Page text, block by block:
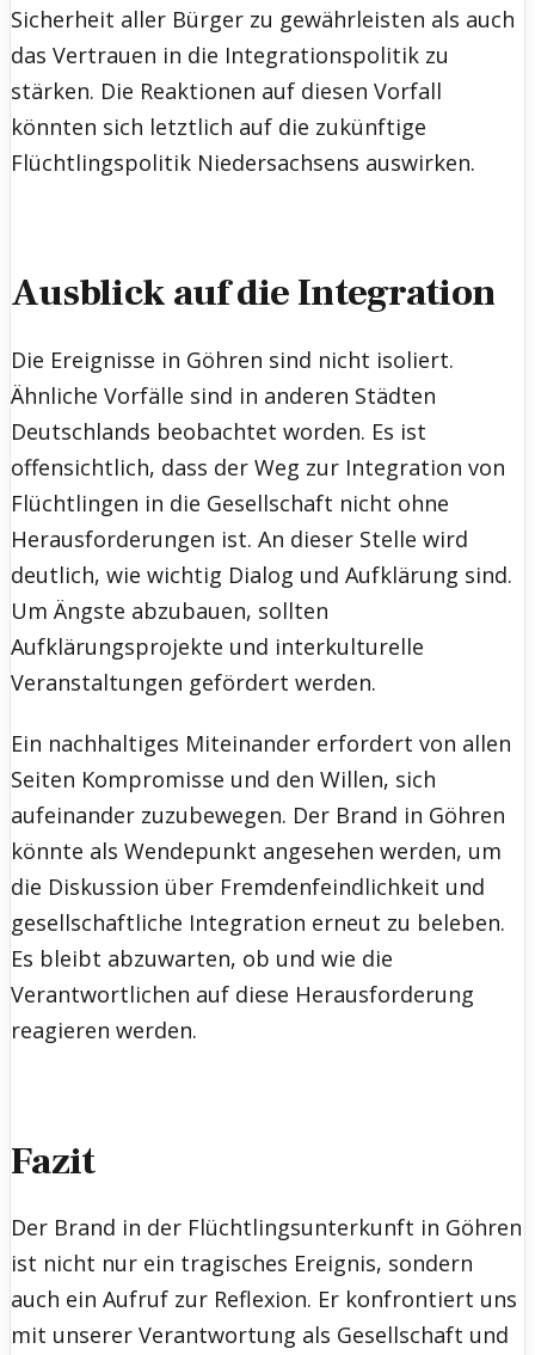
Sicherheit aller Bürger zu gewährleisten als auch
das Vertrauen in die Integrationspolitik zu
stärken. Die Reaktionen auf diesen Vorfall
könnten sich letztlich auf die zukünftige
Flüchtlingspolitik Niedersachsens auswirken.
Ausblick auf die Integration
Die Ereignisse in Göhren sind nicht isoliert.
Ähnliche Vorfälle sind in anderen Städten
Deutschlands beobachtet worden. Es ist
offensichtlich, dass der Weg zur Integration von
Flüchtlingen in die Gesellschaft nicht ohne
Herausforderungen ist. An dieser Stelle wird
deutlich, wie wichtig Dialog und Aufklärung sind.
Um Ängste abzubauen, sollten
Aufklärungsprojekte und interkulturelle
Veranstaltungen gefördert werden.
Ein nachhaltiges Miteinander erfordert von allen
Seiten Kompromisse und den Willen, sich
aufeinander zuzubewegen. Der Brand in Göhren
könnte als Wendepunkt angesehen werden, um
die Diskussion über Fremdenfeindlichkeit und
gesellschaftliche Integration erneut zu beleben.
Es bleibt abzuwarten, ob und wie die
Verantwortlichen auf diese Herausforderung
reagieren werden.
Fazit
Der Brand in der Flüchtlingsunterkunft in Göhren
ist nicht nur ein tragisches Ereignis, sondern
auch ein Aufruf zur Reflexion. Er konfrontiert uns
mit unserer Verantwortung als Gesellschaft und